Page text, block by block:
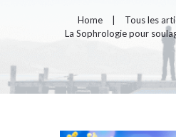
Home Tous les
La Sophrologie pour
CONTACT / RDV